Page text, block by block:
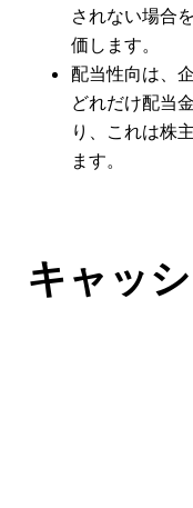
されない場合
価します。
配当性向は、
どれだけ配当
り、これは株
ます。
キャッ